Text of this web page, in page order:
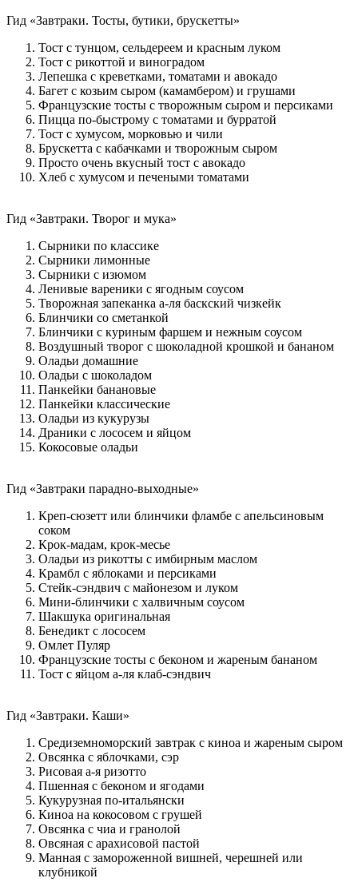
Гид «Завтраки. Тосты, бутики, брускетты»
Тост с тунцом, сельдереем и красным луком
Тост с рикоттой и виноградом
Лепешка с креветками, томатами и авокадо
Багет с козьим сыром (камамбером) и грушами
Французские тосты с творожным сыром и персиками
Пицца по-быстрому с томатами и бурратой
Тост с хумусом, морковью и чили
Брускетта с кабачками и творожным сыром
Просто очень вкусный тост с авокадо
Хлеб с хумусом и печеными томатами
Гид «Завтраки. Творог и мука»
Сырники по классике
Сырники лимонные
Сырники с изюмом
Ленивые вареники с ягодным соусом
Творожная запеканка а-ля баскский чизкейк
Блинчики со сметанкой
Блинчики с куриным фаршем и нежным соусом
Воздушный творог с шоколадной крошкой и бананом
Оладьи домашние
Оладьи с шоколадом
Панкейки банановые
Панкейки классические
Оладьи из кукурузы
Драники с лососем и яйцом
Кокосовые оладьи
Гид «Завтраки парадно-выходные»
Креп-сюзетт или блинчики фламбе с апельсиновым
соком
Крок-мадам, крок-месье
Оладьи из рикотты с имбирным маслом
Крамбл с яблоками и персиками
Стейк-сэндвич с майонезом и луком
Мини-блинчики с халвичным соусом
Шакшука оригинальная
Бенедикт с лососем
Омлет Пуляр
Французские тосты с беконом и жареным бананом
Тост с яйцом а-ля клаб-сэндвич
Гид «Завтраки. Каши»
Средиземноморский завтрак с киноа и жареным сыром
Овсянка с яблочками, сэр
Рисовая а-я ризотто
Пшенная с беконом и ягодами
Кукурузная по-итальянски
Киноа на кокосовом с грушей
Овсянка с чиа и гранолой
Овсяная с арахисовой пастой
Манная с замороженной вишней, черешней или
клубникой